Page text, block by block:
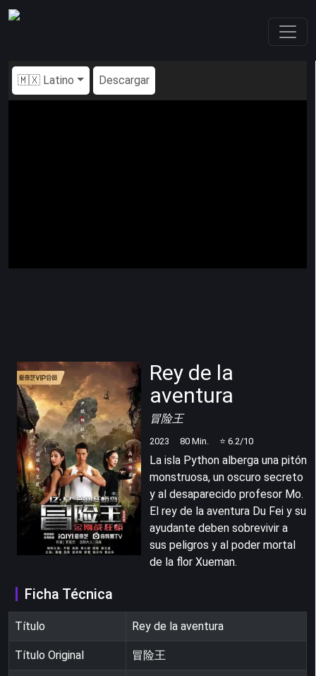
🇲🇽 Latino Descargar
Rey de la
aventura
冒险王
2023 80 Min. ⭐ 6.2/10
La isla Python alberga una pitón
monstruosa, un oscuro secreto
y al desaparecido profesor Mo.
El rey de la aventura Du Fei y su
ayudante deben sobrevivir a
sus peligros y al poder mortal
de la flor Xueman.
Ficha Técnica
Título Rey de la aventura
Título Original 冒险王